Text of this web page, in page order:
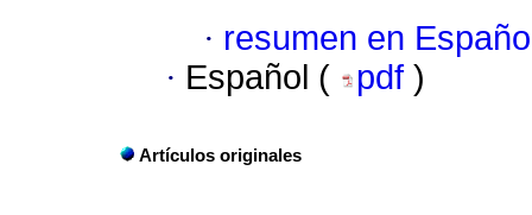
· resumen en
· Español ( pdf )
Artículos originales